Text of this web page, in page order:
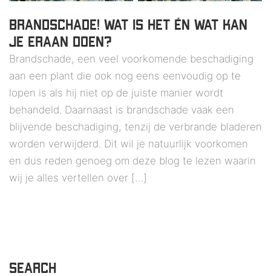
BRANDSCHADE! WAT IS HET ÉN WAT KAN
JE ERAAN DOEN?
Brandschade, een veel voorkomende beschadiging
aan een plant die ook nog eens eenvoudig op te
lopen is als hij niet op de juiste manier wordt
behandeld. Daarnaast is brandschade vaak een
blijvende beschadiging, tenzij de verbrande bladeren
worden verwijderd. Dit wil je natuurlijk voorkomen
en dus reden genoeg om deze blog te lezen waarin
wij je alles vertellen over […]
SEARCH